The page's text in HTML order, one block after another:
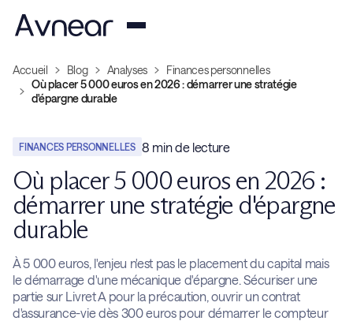
Accueil Blog Analyses
Finances personnelles
Où placer 5 000 euros en 2026 : démarrer une stratégie
d'épargne durable
FINANCES PERSONNELLES 8 min de lecture
Où placer 5 000 euros en 2026 :
démarrer une stratégie d'épargne
durable
À 5 000 euros, l'enjeu n'est pas le placement du capital mais
le démarrage d'une mécanique d'épargne. Sécuriser une
partie sur Livret A pour la précaution, ouvrir un contrat
d'assurance-vie dès 300 euros pour démarrer le compteur